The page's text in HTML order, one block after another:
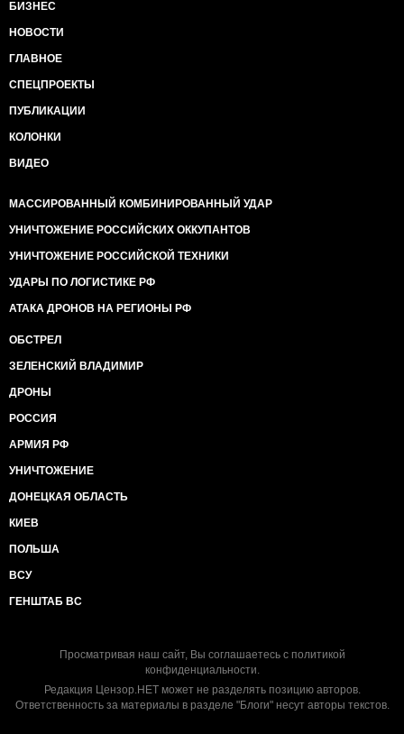
БИЗНЕС
НОВОСТИ
ГЛАВНОЕ
СПЕЦПРОЕКТЫ
ПУБЛИКАЦИИ
КОЛОНКИ
ВИДЕО
МАССИРОВАННЫЙ КОМБИНИРОВАННЫЙ УДАР
УНИЧТОЖЕНИЕ РОССИЙСКИХ ОККУПАНТОВ
УНИЧТОЖЕНИЕ РОССИЙСКОЙ ТЕХНИКИ
УДАРЫ ПО ЛОГИСТИКЕ РФ
АТАКА ДРОНОВ НА РЕГИОНЫ РФ
ОБСТРЕЛ
ЗЕЛЕНСКИЙ ВЛАДИМИР
ДРОНЫ
РОССИЯ
АРМИЯ РФ
УНИЧТОЖЕНИЕ
ДОНЕЦКАЯ ОБЛАСТЬ
КИЕВ
ПОЛЬША
ВСУ
ГЕНШТАБ ВС
Просматривая наш сайт, Вы соглашаетесь с политикой
конфиденциальности.
Редакция Цензор.НЕТ может не разделять позицию авторов.
Ответственность за материалы в разделе "Блоги" несут авторы текстов.